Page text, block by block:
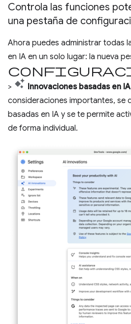
Controla las funciones
una pestaña de
Ahora puedes administrar todas
en IA en un solo lugar: la nueva
>
Innovaciones basadas en IA
consideraciones importantes, se
basadas en IA y se te permite
de forma individual.